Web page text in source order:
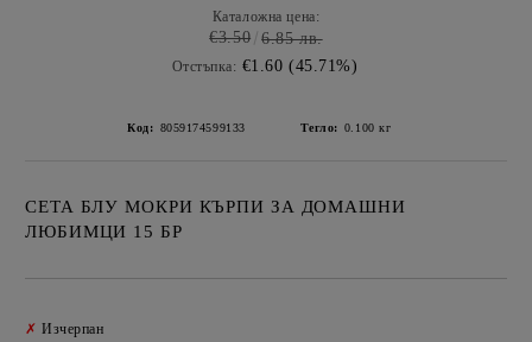
Каталожна цена:
€3.50 6.85 лв.
Отстъпка: €1.60 (45.71%)
Код: 8059174599133 Тегло: 0.100 кг
СЕТА БЛУ МОКРИ КЪРПИ ЗА ДОМАШНИ
ЛЮБИМЦИ 15 БР
✗ Изчерпан